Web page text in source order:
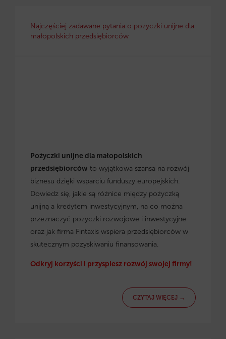
Najczęściej zadawane pytania o pożyczki unijne dla
małopolskich przedsiębiorców
Pożyczki unijne dla małopolskich
przedsiębiorców to wyjątkowa szansa na rozwój
biznesu dzięki wsparciu funduszy europejskich.
Dowiedz się, jakie są różnice między pożyczką
unijną a kredytem inwestycyjnym, na co można
przeznaczyć pożyczki rozwojowe i inwestycyjne
oraz jak firma Fintaxis wspiera przedsiębiorców w
skutecznym pozyskiwaniu finansowania.
Odkryj korzyści i przyspiesz rozwój swojej firmy!
CZYTAJ WIĘCEJ →